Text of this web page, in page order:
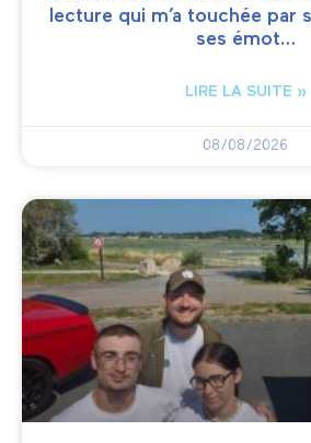
lecture qui m’a touchée par
ses émot…
LIRE LA SUITE »
08/08/2026